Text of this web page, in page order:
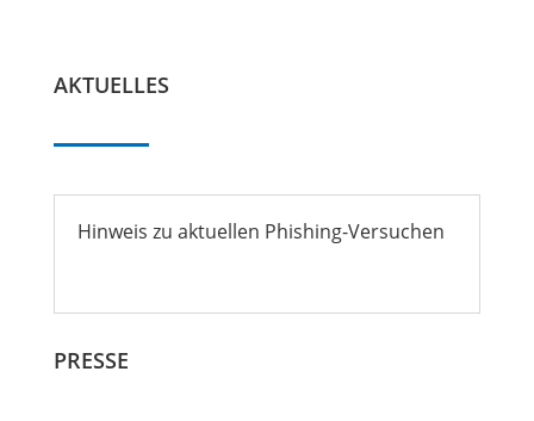
AKTUELLES
Hinweis zu aktuellen Phishing-Versuchen
PRESSE